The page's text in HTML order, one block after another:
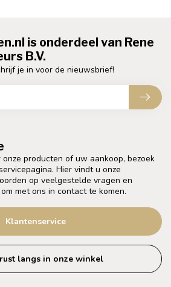
producten of uw aankoop, bezoek
Hier vindt u onze
op veelgestelde vragen en
met ons in contact te komen.
Klantenservice
langs in onze winkel
is onderdeel van Rene
B.V.
je in voor de nieuwsbrief!